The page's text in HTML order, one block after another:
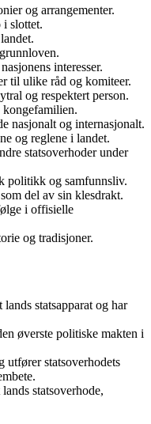
og arrangementer.
i slottet.
interesser.
til ulike råd og komiteer.
og respektert person.
kongefamilien.
nasjonalt og internasjonalt.
og reglene i landet.
statsoverhoder under
politikk og samfunnsliv.
del av sin klesdrakt.
i offisielle
og tradisjoner.
statsapparat og har
øverste politiske makten i
utfører statsoverhodets
statsoverhode,